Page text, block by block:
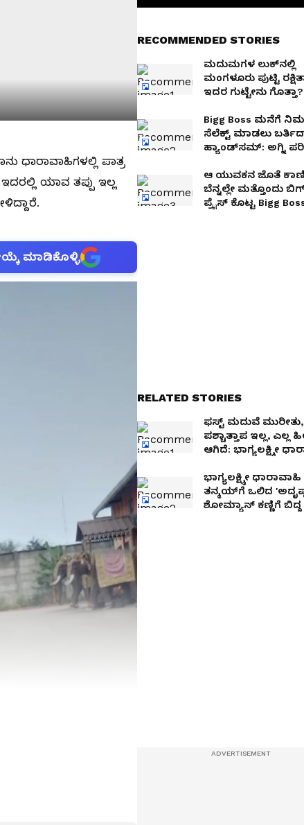
ಧಾರಾವಾಹಿಗಳಲ್ಲಿ ಪಾತ್ರ
ಯಾವ ತಪ್ಪು ಇಲ್ಲ
ಮಾಡಿಕೊಳ್ಳಿ
RECOMMENDED STORIES
ಮದುಮಗಳ ಲುಕ್​ನಲ್ಲಿ
ಮಂಗಳೂರು ಪುಟ್ಟಿ
ಇದರ ಗುಟ್ಟೇನು ಗೊತ್ತಾ?
Bigg Boss ಮನೆಗೆ
ಸೆಲೆಕ್ಟ್​ ಮಾಡಲು
ಹ್ಯಾಂಡ್​ಸಮ್​: ಅಗ್ನಿ
ಆ ಯುವಕನ ಜೊತೆ
ಬೆನ್ನಲ್ಲೇ ಮತ್ತೊಂದು
ಪ್ರೈಸ್​ ಕೊಟ್ಟ Bigg
RELATED STORIES
ಫಸ್ಟ್‌ ಮದುವೆ ಮುರೀತು,
ಪಶ್ಚಾತ್ತಾಪ ಇಲ್ಲ, ಎಲ್ಲ
ಆಗಿದೆ: ಭಾಗ್ಯಲಕ್ಷ್ಮೀ
ಭಾಗ್ಯಲಕ್ಷ್ಮೀ ಧಾರಾವಾಹಿ
ತನ್ಮಯ್‌ಗೆ ಒಲಿದ
ಶೋಮ್ಯಾನ್‌ ಕಣ್ಣಿಗೆ